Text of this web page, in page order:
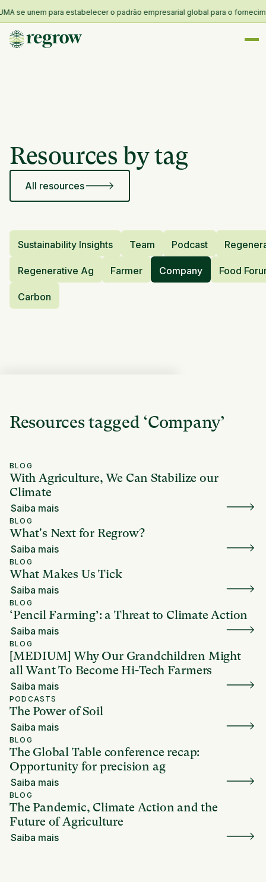
se unem para estabelecer o padrão empresarial global para o
Resources by tag
All resources
Sustainability Insights Team Podcast
Regenerative Ag Farmer Company Food
Carbon
Resources tagged ‘Company’
BLOG
With Agriculture, We Can Stabilize our
Climate
Saiba mais
BLOG
What's Next for Regrow?
Saiba mais
BLOG
What Makes Us Tick
Saiba mais
BLOG
‘Pencil Farming’: a Threat to Climate Action
Saiba mais
BLOG
[MEDIUM] Why Our Grandchildren Might
all Want To Become Hi-Tech Farmers
Saiba mais
PODCASTS
The Power of Soil
Saiba mais
BLOG
The Global Table conference recap:
Opportunity for precision ag
Saiba mais
BLOG
The Pandemic, Climate Action and the
Future of Agriculture
Saiba mais